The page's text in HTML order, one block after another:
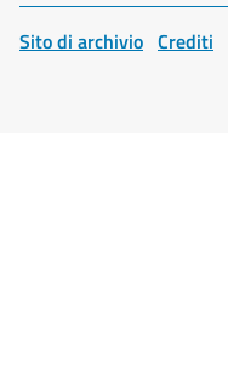
Sito di archivio Crediti